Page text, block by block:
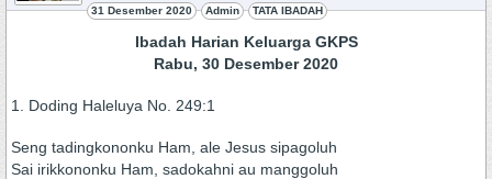
31 Desember 2020 Admin TATA IBADAH
Ibadah Harian Keluarga GKPS
Rabu, 30 Desember 2020
1. Doding Haleluya No. 249:1
Seng tadingkononku Ham, ale Jesus sipagoluh
Sai irikkononku Ham, sadokahni au manggoluh